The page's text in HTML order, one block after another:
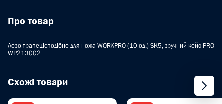
Про товар
Лезо трапецієподібне для ножа WORKPRO (10 од.) SK5, зручний кейс PRO
WP213002
Схожі товари